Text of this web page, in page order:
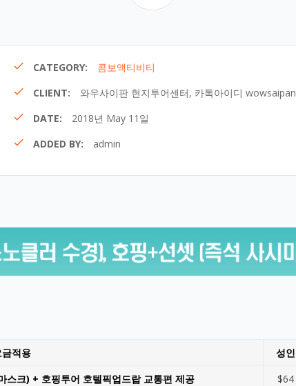
CATEGORY:
콤보액티비티
CLIENT:
와우사이판 현지투어센터, 카톡아이디 wowsaipan
DATE:
2018년 May 11일
ADDED BY:
admin
금적용 성인
스크) + 호핑투어 호텔픽업드랍 교통편 제공
$64